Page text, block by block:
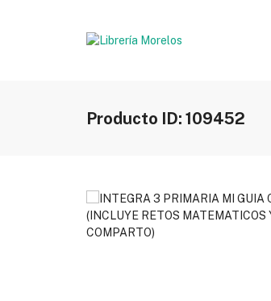
Producto ID: 109452